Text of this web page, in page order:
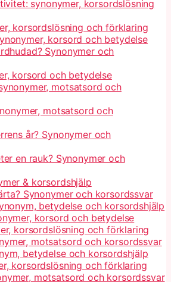
synonymer, korsordslösning
korsordslösning och förklaring
korsord och betydelse
Synonymer och
korsord och betydelse
motsatsord och
motsatsord och
år? Synonymer och
en rauk? Synonymer och
& korsordshjälp
Synonymer och korsordssvar
betydelse och korsordshjälp
korsord och betydelse
korsordslösning och förklaring
motsatsord och korsordssvar
betydelse och korsordshjälp
korsordslösning och förklaring
motsatsord och korsordssvar